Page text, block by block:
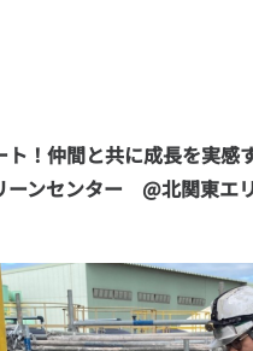
ト！仲間と共に成長を実感
ンセンター　@北関東エ